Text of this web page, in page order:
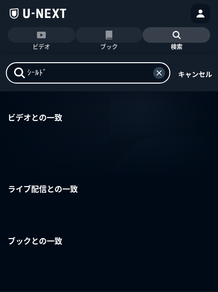
ビデオ ブック 検索
キャンセル
ビデオとの一致
ライブ配信との一致
ブックとの一致